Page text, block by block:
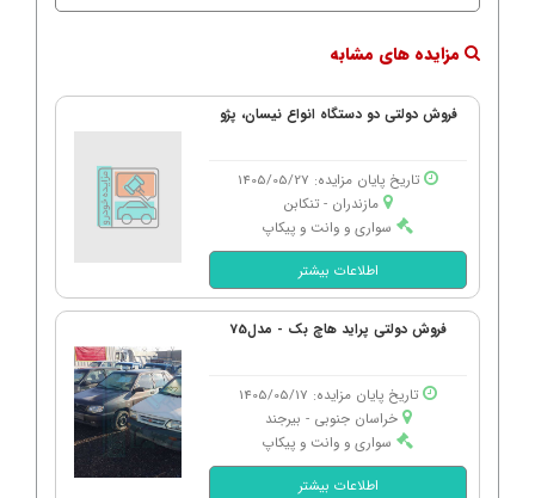
مزایده های مشابه
فروش دولتی دو دستگاه انواع نیسان، پژو
تاریخ پایان مزایده: 1405/05/27
مازندران - تنكابن
سواری و وانت و پیکاپ
اطلاعات بیشتر
فروش دولتی پراید هاچ بک - مدل75
تاریخ پایان مزایده: 1405/05/17
خراسان جنوبی - بیرجند
سواری و وانت و پیکاپ
اطلاعات بیشتر